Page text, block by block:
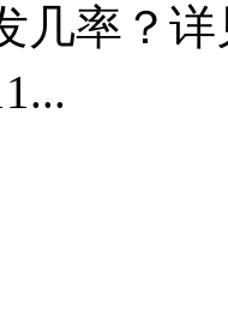
几率？